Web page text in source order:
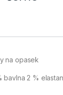
na opasek
bavlna 2 % elastan